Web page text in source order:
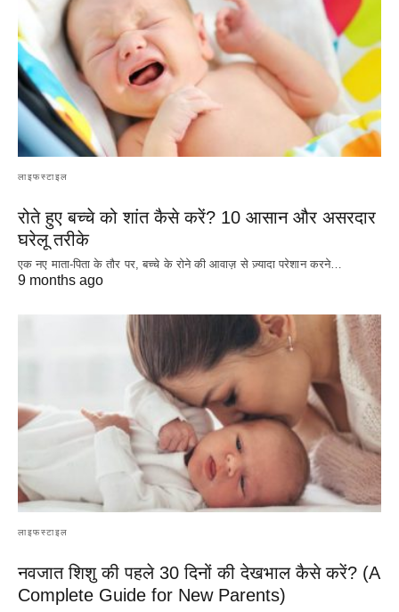
लाइफस्टाइल
रोते हुए बच्चे को शांत कैसे करें? 10 आसान और असरदार
घरेलू तरीके
एक नए माता-पिता के तौर पर, बच्चे के रोने की आवाज़ से ज़्यादा परेशान करने…
9 months ago
लाइफस्टाइल
नवजात शिशु की पहले 30 दिनों की देखभाल कैसे करें? (A
Complete Guide for New Parents)